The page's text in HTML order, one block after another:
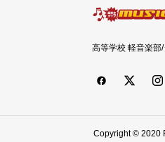
高等学校 軽音楽部
Copyright © 2020